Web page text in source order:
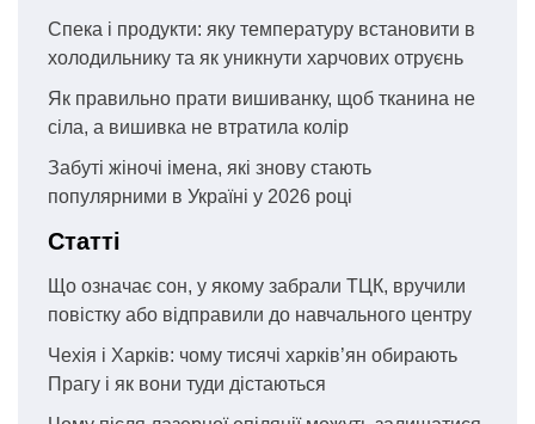
Спека і продукти: яку температуру встановити в
холодильнику та як уникнути харчових отруєнь
Як правильно прати вишиванку, щоб тканина не
сіла, а вишивка не втратила колір
Забуті жіночі імена, які знову стають
популярними в Україні у 2026 році
Статті
Що означає сон, у якому забрали ТЦК, вручили
повістку або відправили до навчального центру
Чехія і Харків: чому тисячі харків’ян обирають
Прагу і як вони туди дістаються